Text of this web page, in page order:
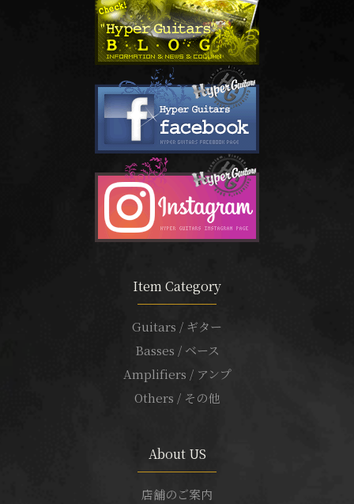
Item Category
Guitars / ギター
Basses / ベース
Amplifiers / アンプ
Others / その他
About US
店舗のご案内